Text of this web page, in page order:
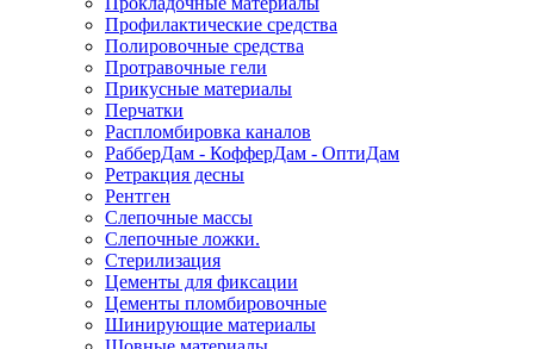
Профилактические средства
Полировочные средства
Протравочные гели
Прикусные материалы
Перчатки
Распломбировка каналов
РабберДам - КофферДам - ОптиДам
Ретракция десны
Рентген
Слепочные массы
Слепочные ложки.
Стерилизация
Цементы для фиксации
Цементы пломбировочные
Шинирующие материалы